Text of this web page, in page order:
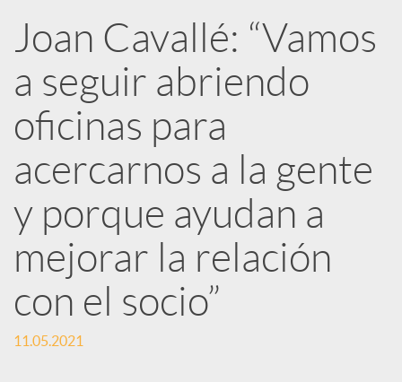
a
r
t
i
r
e
Joan Cavallé: “Vamos
a seguir abriendo
oficinas para
acercarnos a la gente
y porque ayudan a
mejorar la relación
con el socio”
11.05.2021